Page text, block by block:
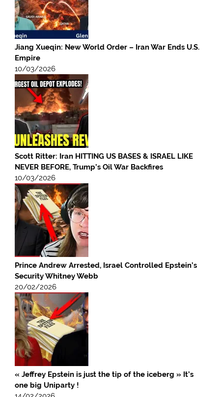
Jiang Xueqin: New World Order – Iran War Ends U.S.
Empire
10/03/2026
Scott Ritter: Iran HITTING US BASES & ISRAEL LIKE
NEVER BEFORE, Trump’s Oil War Backfires
10/03/2026
Prince Andrew Arrested, Israel Controlled Epstein’s
Security Whitney Webb
20/02/2026
« Jeffrey Epstein is just the tip of the iceberg » It’s
one big Uniparty !